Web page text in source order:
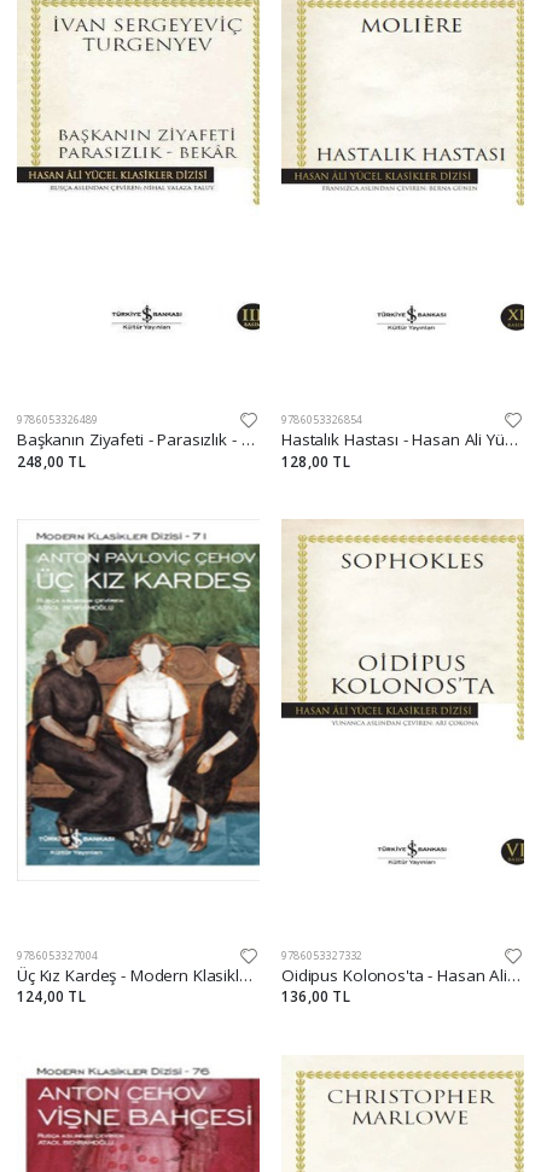
9786053326489
Başkanın Ziyafeti - Parasızlık - Bekar - Hasan Ali Yücel Klasikleri
248,00 TL
9786053326854
Hastalık Hastası - Hasan Ali Yücel Klasikleri
128,00 TL
9786053327004
Üç Kız Kardeş - Modern Klasikler Dizisi
124,00 TL
9786053327332
Oidipus Kolonos'ta - Hasan Ali Yücel Klasikleri
136,00 TL